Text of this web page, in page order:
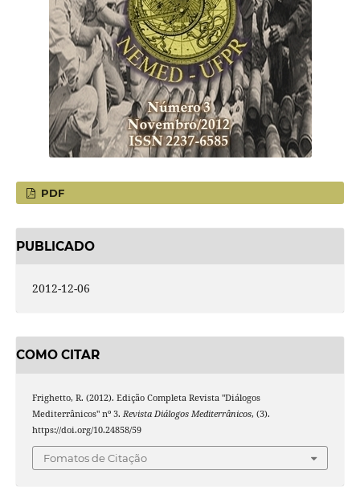
PDF
PUBLICADO
2012-12-06
COMO CITAR
Frighetto, R. (2012). Edição Completa Revista "Diálogos
Mediterrânicos" nº 3. Revista Diálogos Mediterrânicos, (3).
https://doi.org/10.24858/59
Fomatos de Citação